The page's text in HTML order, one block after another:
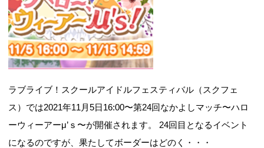
ラブライブ！スクールアイドルフェスティバル（スクフェ
ス）では2021年11月5日16:00〜第24回なかよしマッチ〜ハロ
ーウィーアーμ’ｓ〜が開催されます。 24回目となるイベント
になるのですが、果たしてボーダーはどのく・・・